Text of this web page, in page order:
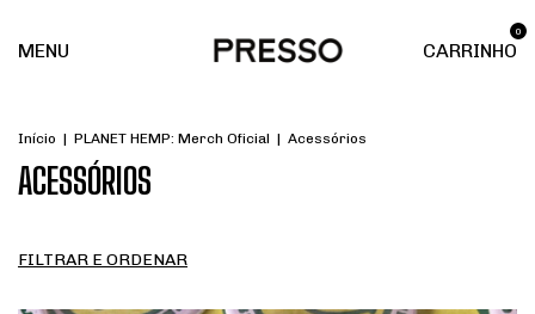
MENU CARRINHO
0
Início | PLANET HEMP: Merch Oficial | Acessórios
ACESSÓRIOS
FILTRAR E ORDENAR